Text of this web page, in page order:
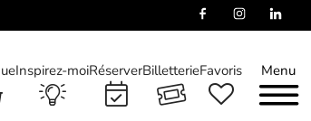
Menu
Inspirez-moiRéserverBilletterieFavoris